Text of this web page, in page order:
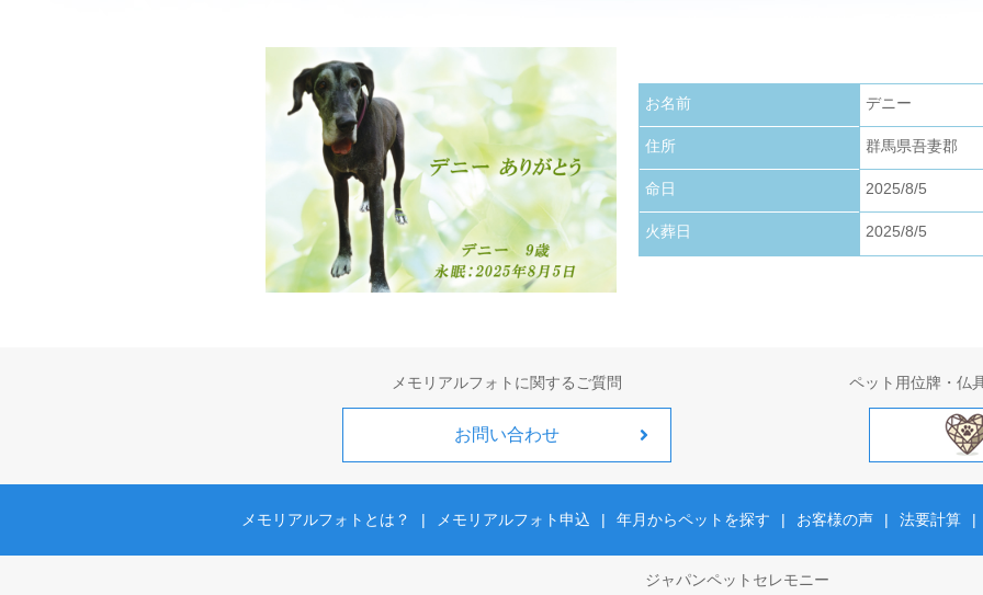
お写真アップロードいたしました。
2026.01.22
お写真アップロードいたしました。
2026.01.01
お名前 デニー
住所 群馬県吾妻郡
命日 2025/8/5
火葬日 2025/8/5
メモリアルフォトに関するご質問
お問い合わせ
ペット用位牌・仏
メモリアルフォトとは？ | メモリアルフォト申込 | 年月からペットを探す | お客様の声 | 法要計算 |
ジャパンペットセレモニー